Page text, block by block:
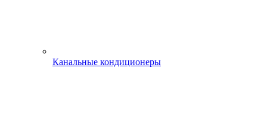
Канальные кондиционеры